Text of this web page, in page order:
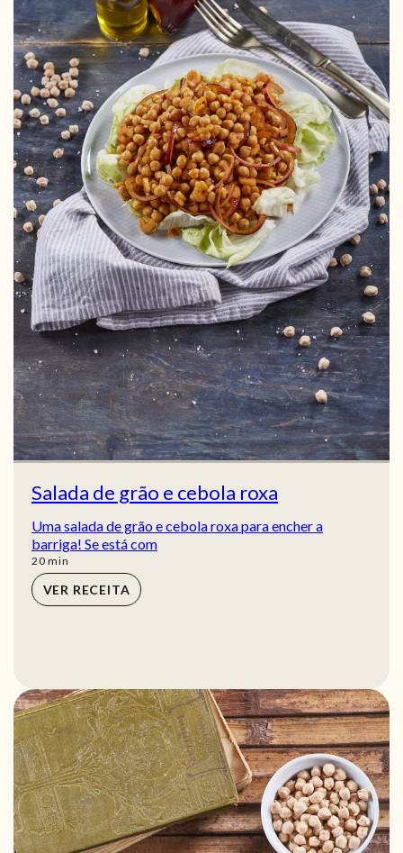
Salada de grão e cebola roxa
Uma salada de grão e cebola roxa para encher a
barriga! Se está com
20min
min
VER RECEITA